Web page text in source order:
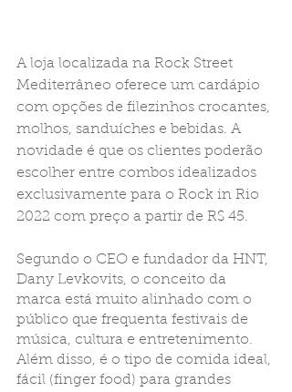
A loja localizada na Rock Street
Mediterrâneo oferece um cardápio
com opções de filezinhos crocantes,
molhos, sanduíches e bebidas. A
novidade é que os clientes poderão
escolher entre combos idealizados
exclusivamente para o Rock in Rio
2022 com preço a partir de R$ 45.
Segundo o CEO e fundador da HNT,
Dany Levkovits, o conceito da
marca está muito alinhado com o
público que frequenta festivais de
música, cultura e entretenimento.
Além disso, é o tipo de comida ideal,
fácil (finger food) para grandes